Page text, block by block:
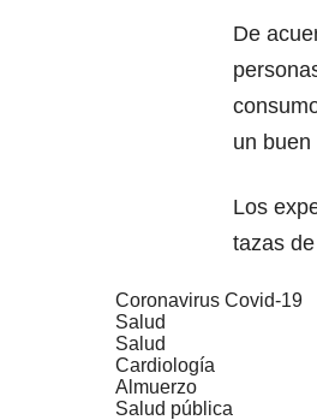
De
un
Los
tazas
Coronavirus Covid-19
Salud
Salud
Cardiología
Almuerzo
Salud pública